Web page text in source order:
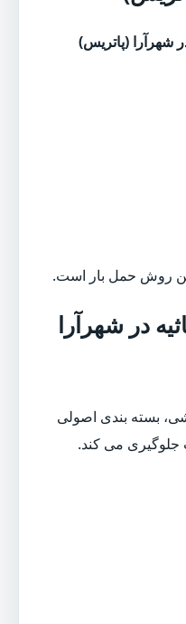
شهرآرا (پاتریس)
روش حمل بار است.
در شهرآرا
بسته بندی اصولی
می کند.